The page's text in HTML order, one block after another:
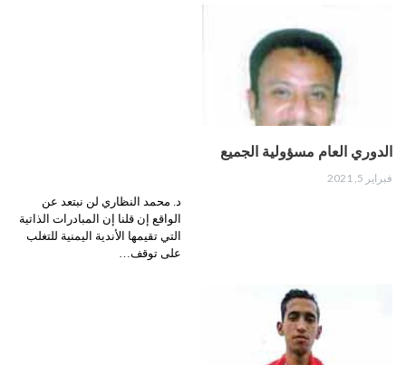
الدوري العام مسؤولية الجميع
فبراير 5, 2021
د. محمد النظاري لن نبتعد عن
الواقع إن قلنا إن المبادرات الذاتية
التي تقيمها الأندية اليمنية للتغلب
على توقف…